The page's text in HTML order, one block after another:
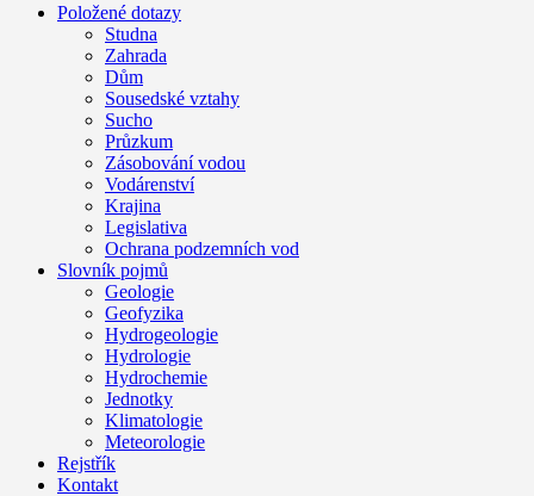
Položené dotazy
Studna
Zahrada
Dům
Sousedské vztahy
Sucho
Průzkum
Zásobování vodou
Vodárenství
Krajina
Legislativa
Ochrana podzemních vod
Slovník pojmů
Geologie
Geofyzika
Hydrogeologie
Hydrologie
Hydrochemie
Jednotky
Klimatologie
Meteorologie
Rejstřík
Kontakt